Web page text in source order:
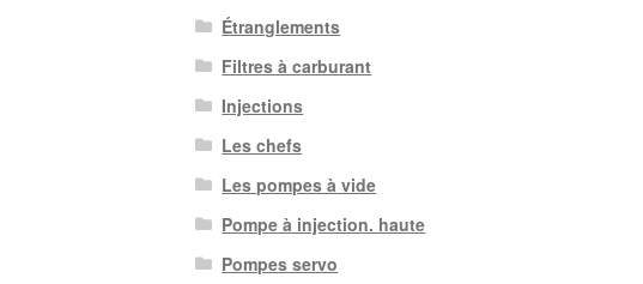
Étranglements
Filtres à carburant
Injections
Les chefs
Les pompes à vide
Pompe à injection. haute
Pompes servo